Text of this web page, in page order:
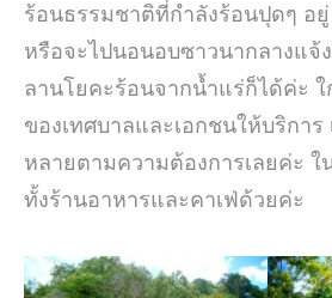
ร้อนธรรมชาติที่กำลังร้อนปุดๆ อ
หรือจะไปนอนอบซาวนากลางแจ้
ลานโยคะร้อนจากน้ำแร่ก็ได้ค่ะ
ของเทศบาลและเอกชนให้บริการ
หลายตามความต้องการเลยค่ะ ใ
ทั้งร้านอาหารและคาเฟ่ด้วยค่ะ